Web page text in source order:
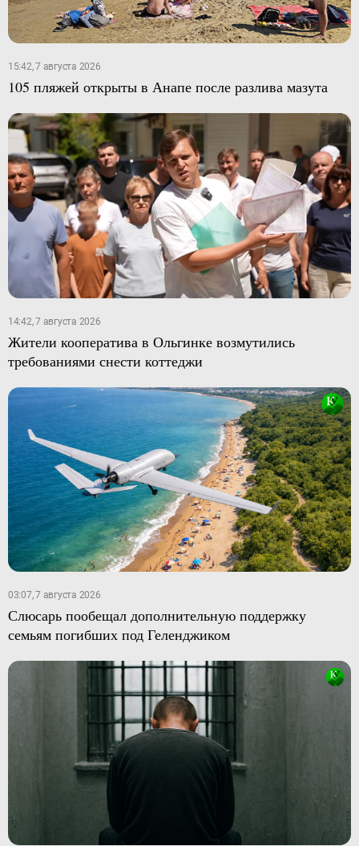
15:42, 7 августа 2026
105 пляжей открыты в Анапе после разлива мазута
14:42, 7 августа 2026
Жители кооператива в Ольгинке возмутились
требованиями снести коттеджи
03:07, 7 августа 2026
Слюсарь пообещал дополнительную поддержку
семьям погибших под Геленджиком